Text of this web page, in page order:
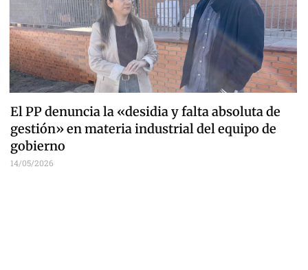
El PP denuncia la «desidia y falta absoluta de
gestión» en materia industrial del equipo de
gobierno
14/05/2026